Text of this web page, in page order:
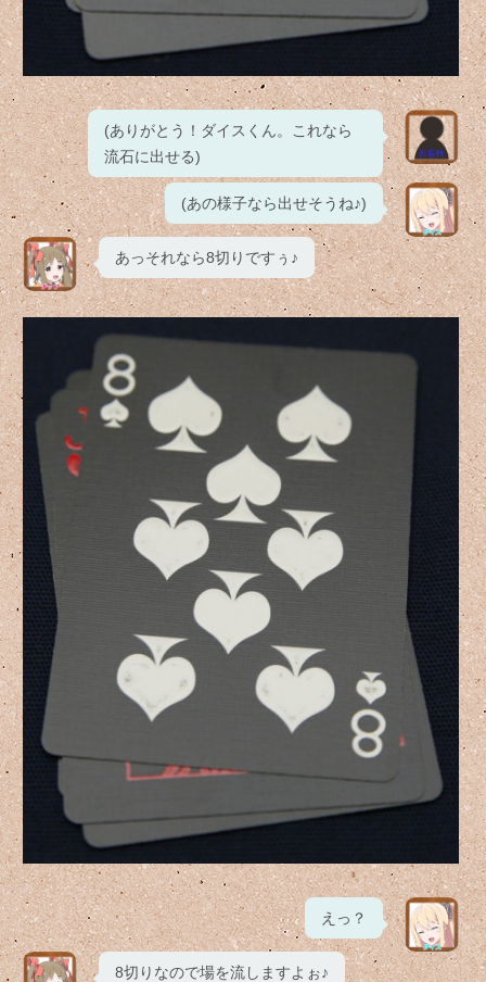
(ありがとう！ダイスくん。これなら
流石に出せる)
(あの様子なら出せそうね♪)
あっそれなら8切りですぅ♪
えっ？
8切りなので場を流しますよぉ♪